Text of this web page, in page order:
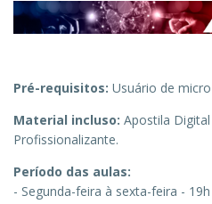
Pré-requisitos: Usuário de micro
Material incluso: Apostila
Profissionalizante.
Período das aulas:
- Segunda-feira à sexta-feira -